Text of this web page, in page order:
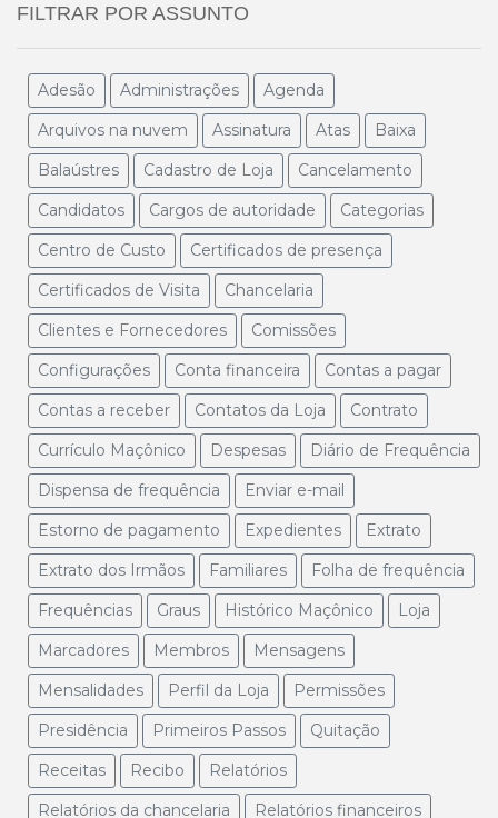
FILTRAR POR ASSUNTO
Adesão Administrações
Agenda
Arquivos na nuvem
Assinatura Atas
Baixa
Balaústres
Cadastro de Loja
Cancelamento
Candidatos
Cargos de autoridade
Categorias
Centro de Custo
Certificados de presença
Certificados de Visita
Chancelaria
Clientes e Fornecedores
Comissões
Configurações
Conta financeira
Contas a pagar
Contas a receber
Contatos da Loja
Contrato
Currículo Maçônico
Despesas
Diário de Frequência
Dispensa de frequência
Enviar e-mail
Estorno de pagamento
Expedientes
Extrato
Extrato dos Irmãos
Familiares
Folha de frequência
Frequências
Graus Histórico Maçônico
Loja
Marcadores
Membros
Mensagens
Mensalidades
Perfil da Loja
Permissões
Presidência
Primeiros Passos
Quitação
Receitas
Recibo
Relatórios
Relatórios da chancelaria
Relatórios financeiros